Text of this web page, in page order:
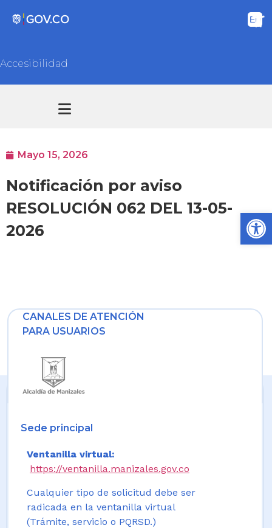
Accesibilidad
Mayo 15, 2026
Notificación por aviso
RESOLUCIÓN 062 DEL 13-05-
2026
CANALES DE ATENCIÓN
PARA USUARIOS
Sede principal
Ventanilla virtual:
https://ventanilla.manizales.gov.co
Cualquier tipo de solicitud debe ser
radicada en la ventanilla virtual
(Trámite, servicio o PQRSD.)